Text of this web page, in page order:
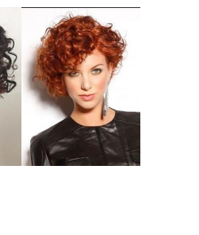
Стрижки для кудрявых
и